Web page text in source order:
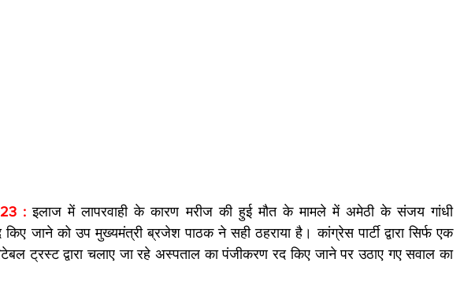
: इलाज में लापरवाही के कारण मरीज की हुई मौत के मामले में अमेठी के संजय गांधी
जाने को उप मुख्यमंत्री ब्रजेश पाठक ने सही ठहराया है। कांग्रेस पार्टी द्वारा सिर्फ एक
ट्रस्ट द्वारा चलाए जा रहे अस्पताल का पंजीकरण रद किए जाने पर उठाए गए सवाल का